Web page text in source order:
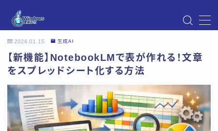
Instagram
Windows Updateの不具合・エラー対処法まとめ
【Windows11対応】
アクセス
お問い合わせ
デモプリセット記事 Part07
トップページ
2026.01.15 生成AI
【新機能】NotebookLMで表が作れる！文章
をスプレッドシート化する方法